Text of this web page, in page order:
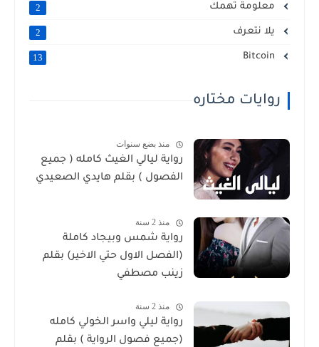
معلومة تهمك 2
يلا نتعرف 2
13
روايات مختاره
منذ بضع سنوات
رواية ليالي الغيث كامله ( جميع
الفصول ) بقلم هايدي الصعيدي
منذ 2 سنة
رواية شمس وبيجاد كاملة
(الفصل الاول حتي الاخير) بقلم
زينب مصطفي
منذ 2 سنة
رواية ليلي واسر الخولي كامله
(جميع فصول الرواية ) بقلم